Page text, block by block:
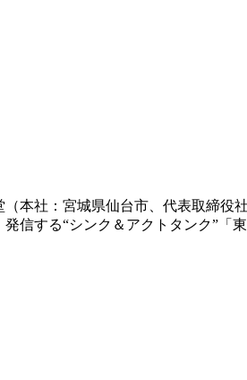
本社：宮城県仙台市、代表取締役
信する“シンク＆アクトタンク”「